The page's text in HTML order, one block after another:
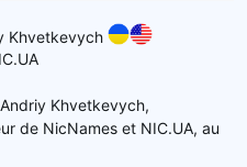
Khvetkevych
Khvetkevych,
de NicNames et NIC.UA, au